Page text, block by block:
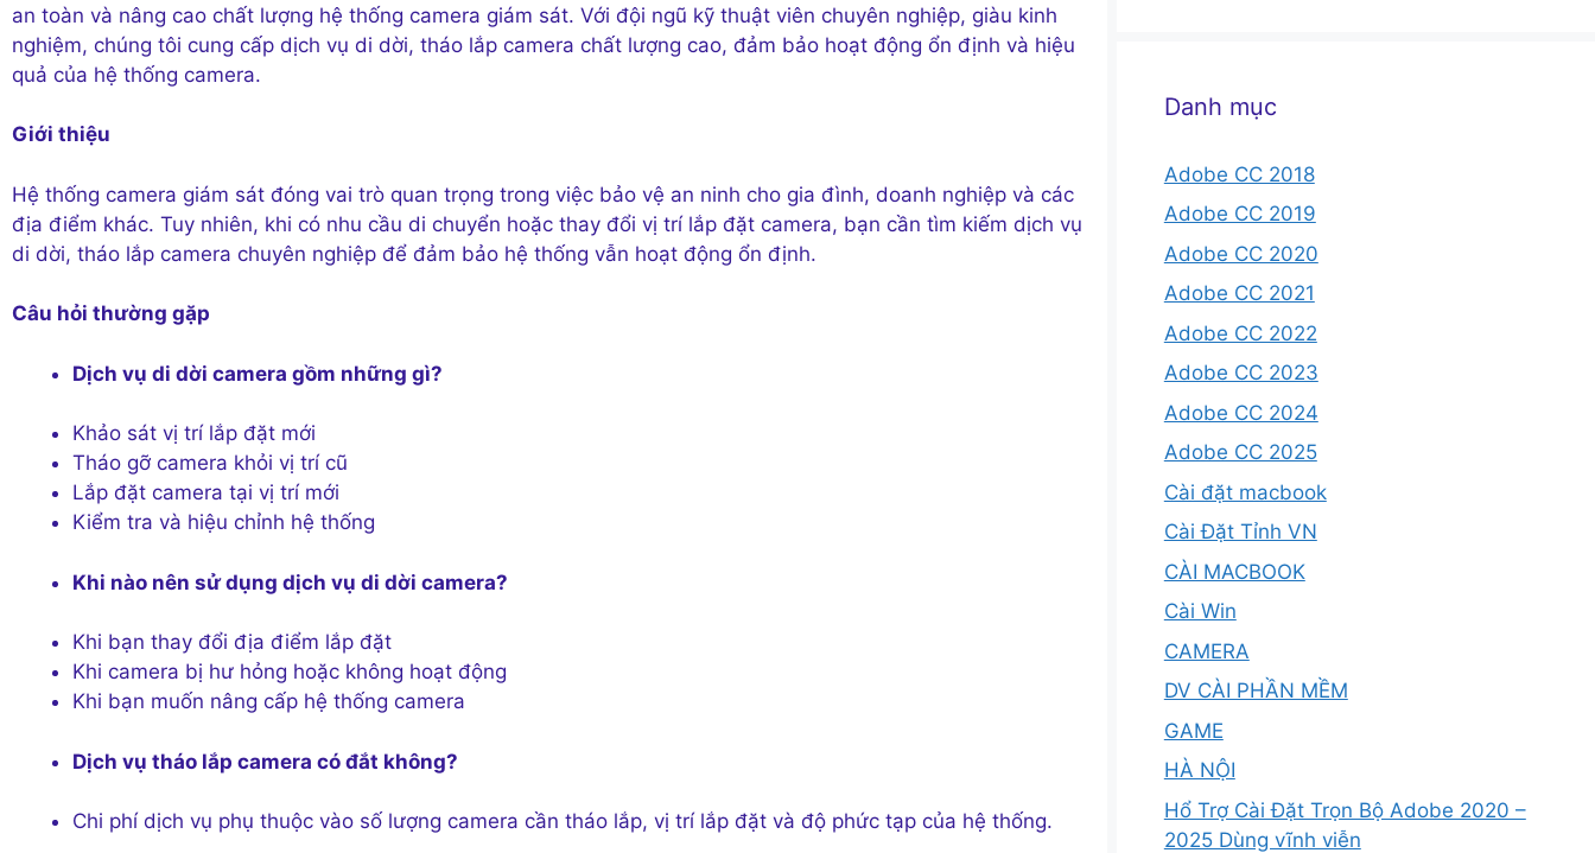
an toàn và nâng cao chất lượng hệ thống camera giám sát. Với đội ngũ kỹ thuật viên chuyên nghiệp, giàu kinh
nghiệm, chúng tôi cung cấp dịch vụ di dời, tháo lắp camera chất lượng cao, đảm bảo hoạt động ổn định và hiệu
quả của hệ thống camera.
Giới thiệu
Hệ thống camera giám sát đóng vai trò quan trọng trong việc bảo vệ an ninh cho gia đình, doanh nghiệp và các
địa điểm khác. Tuy nhiên, khi có nhu cầu di chuyển hoặc thay đổi vị trí lắp đặt camera, bạn cần tìm kiếm dịch vụ
di dời, tháo lắp camera chuyên nghiệp để đảm bảo hệ thống vẫn hoạt động ổn định.
Câu hỏi thường gặp
Dịch vụ di dời camera gồm những gì?
Khảo sát vị trí lắp đặt mới
Tháo gỡ camera khỏi vị trí cũ
Lắp đặt camera tại vị trí mới
Kiểm tra và hiệu chỉnh hệ thống
Khi nào nên sử dụng dịch vụ di dời camera?
Khi bạn thay đổi địa điểm lắp đặt
Khi camera bị hư hỏng hoặc không hoạt động
Khi bạn muốn nâng cấp hệ thống camera
Dịch vụ tháo lắp camera có đắt không?
Chi phí dịch vụ phụ thuộc vào số lượng camera cần tháo lắp, vị trí lắp đặt và độ phức tạp của hệ thống.
Danh mục
Adobe CC 2018
Adobe CC 2019
Adobe CC 2020
Adobe CC 2021
Adobe CC 2022
Adobe CC 2023
Adobe CC 2024
Adobe CC 2025
Cài đặt macbook
Cài Đặt Tỉnh VN
CÀI MACBOOK
Cài Win
CAMERA
DV CÀI PHẦN MỀM
GAME
HÀ NỘI
Hổ Trợ Cài Đặt Trọn Bộ Adobe 2020 –
2025 Dùng vĩnh viễn